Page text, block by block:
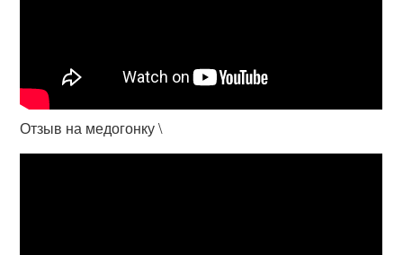
Отзыв на медогонку \